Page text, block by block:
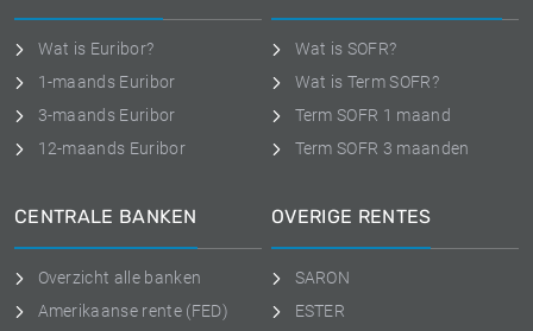
Wat is Euribor?
1-maands Euribor
3-maands Euribor
12-maands Euribor
Wat is SOFR?
Wat is Term SOFR?
Term SOFR 1 maand
Term SOFR 3 maanden
CENTRALE BANKEN
Overzicht alle banken
Amerikaanse rente (FED)
OVERIGE RENTES
SARON
ESTER